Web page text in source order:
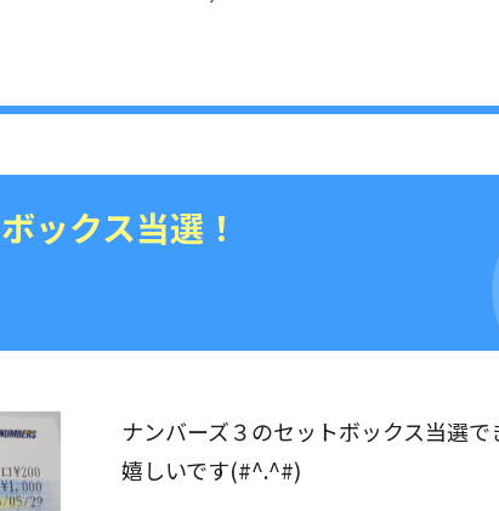
ックス当選！
ナンバーズ３のセットボックス当選で
嬉しいです(#^.^#)